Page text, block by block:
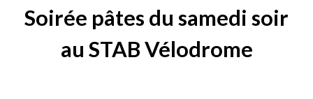
Soirée pâtes du samedi soir
au STAB Vélodrome